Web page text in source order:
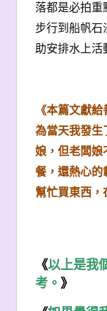
落都是必拍重
步行到船帆石
助安排水上活
《本篇文獻
為當天我發生
娘，但老闆娘
餐，還熱心的
幫忙買東西，
《以上是我
考。 》